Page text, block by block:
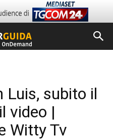
Luis, subito il
video |
Witty Tv